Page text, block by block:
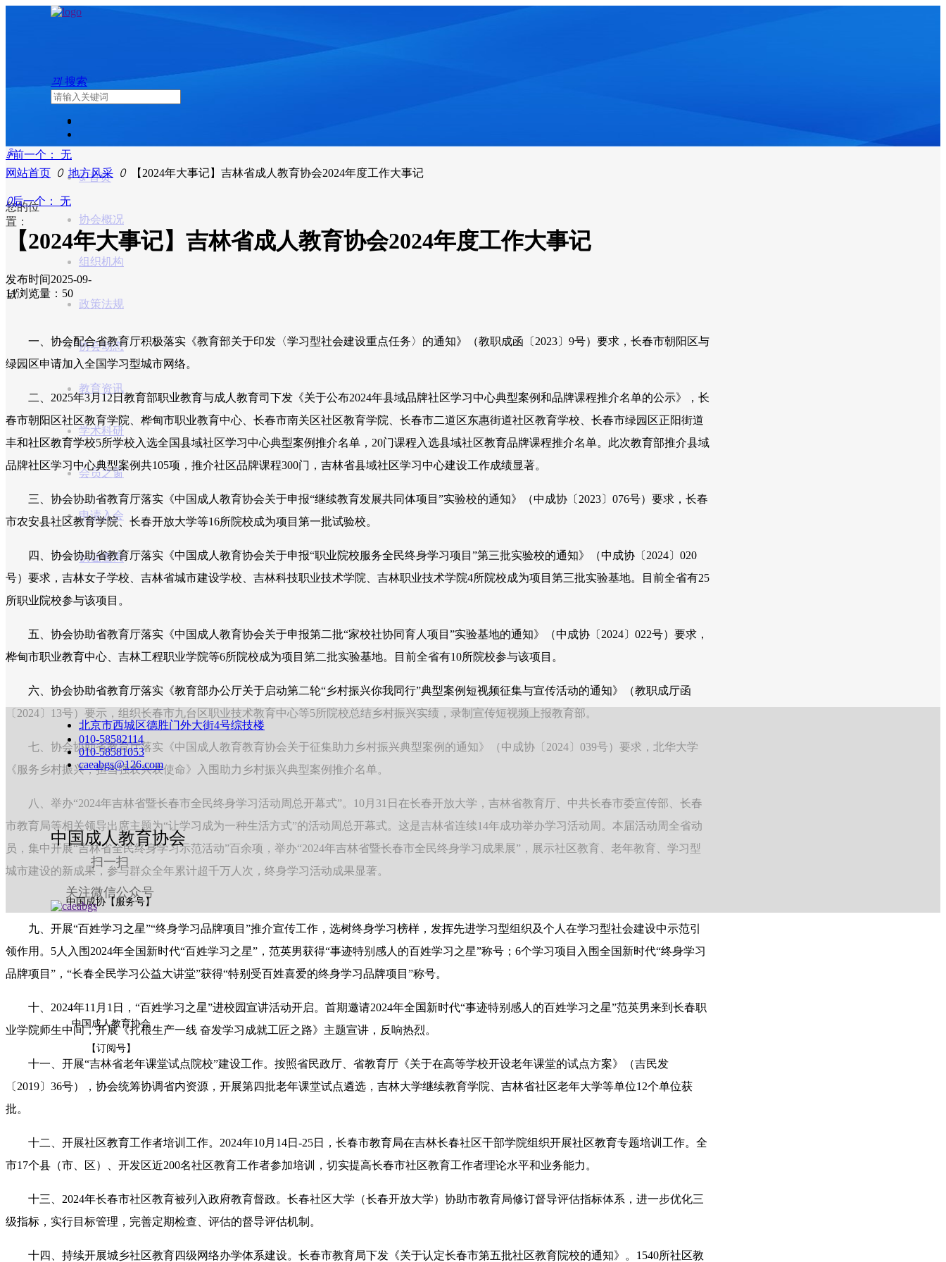
끠 搜索
ꀇ 首页
协会概况
组织机构
政策法规
协会动态
教育资讯
学术科研
会员之窗
申请入会
认证查询
ꄴ前一个：
无
网站首页 ꄲ 地方风采 ꄲ 【2024年大事记】吉林省成人教育协会2024年度工作大事记
您的位
置：
ꄲ后一个： 无
【2024年大事记】吉林省成人教育协会2024年度工作大事记
发布时间2025-09-
11
넶浏览量：50
一、协会配合省教育厅积极落实《教育部关于印发〈学习型社会建设重点任务〉的通知》（教职成函〔2023〕9号）要求，长春市朝阳区与
绿园区申请加入全国学习型城市网络。
二、2025年3月12日教育部职业教育与成人教育司下发《关于公布2024年县域品牌社区学习中心典型案例和品牌课程推介名单的公示》，长
春市朝阳区社区教育学院、桦甸市职业教育中心、长春市南关区社区教育学院、长春市二道区东惠街道社区教育学校、长春市绿园区正阳街道
丰和社区教育学校5所学校入选全国县域社区学习中心典型案例推介名单，20门课程入选县域社区教育品牌课程推介名单。此次教育部推介县域
品牌社区学习中心典型案例共105项，推介社区品牌课程300门，吉林省县域社区学习中心建设工作成绩显著。
三、协会协助省教育厅落实《中国成人教育协会关于申报“继续教育发展共同体项目”实验校的通知》（中成协〔2023〕076号）要求，长春
市农安县社区教育学院、长春开放大学等16所院校成为项目第一批试验校。
四、协会协助省教育厅落实《中国成人教育协会关于申报“职业院校服务全民终身学习项目”第三批实验校的通知》（中成协〔2024〕020
号）要求，吉林女子学校、吉林省城市建设学校、吉林科技职业技术学院、吉林职业技术学院4所院校成为项目第三批实验基地。目前全省有25
所职业院校参与该项目。
五、协会协助省教育厅落实《中国成人教育协会关于申报第二批“家校社协同育人项目”实验基地的通知》（中成协〔2024〕022号）要求，
桦甸市职业教育中心、吉林工程职业学院等6所院校成为项目第二批实验基地。目前全省有10所院校参与该项目。
六、协会协助省教育厅落实《教育部办公厅关于启动第二轮“乡村振兴你我同行”典型案例短视频征集与宣传活动的通知》（教职成厅函
〔2024〕13号）要示，组织长春市九台区职业技术教育中心等5所院校总结乡村振兴实绩，录制宣传短视频上报教育部。
七、协会协助省教育厅落实《中国成人教育教育协会关于征集助力乡村振兴典型案例的通知》（中成协〔2024〕039号）要求，北华大学
《服务乡村振兴，担当强农兴农使命》入围助力乡村振兴典型案例推介名单。
八、举办“2024年吉林省暨长春市全民终身学习活动周总开幕式”。10月31日在长春开放大学，吉林省教育厅、中共长春市委宣传部、长春
市教育局等相关领导出席主题为“让学习成为一种生活方式”的活动周总开幕式。这是吉林省连续14年成功举办学习活动周。本届活动周全省动
员，集中开展“吉林省全民终身学习示范活动”百余项，举办“2024年吉林省暨长春市全民终身学习成果展”，展示社区教育、老年教育、学习型
城市建设的新成果，参与群众全年累计超千万人次，终身学习活动成果显著。
九、开展“百姓学习之星”“终身学习品牌项目”推介宣传工作，选树终身学习榜样，发挥先进学习型组织及个人在学习型社会建设中示范引
领作用。5人入围2024年全国新时代“百姓学习之星”，范英男获得“事迹特别感人的百姓学习之星”称号；6个学习项目入围全国新时代“终身学习
品牌项目”，“长春全民学习公益大讲堂”获得“特别受百姓喜爱的终身学习品牌项目”称号。
十、2024年11月1日，“百姓学习之星”进校园宣讲活动开启。首期邀请2024年全国新时代“事迹特别感人的百姓学习之星”范英男来到长春职
业学院师生中间，开展《扎根生产一线 奋发学习成就工匠之路》主题宣讲，反响热烈。
十一、开展“吉林省老年课堂试点院校”建设工作。按照省民政厅、省教育厅《关于在高等学校开设老年课堂的试点方案》（吉民发
〔2019〕36号），协会统筹协调省内资源，开展第四批老年课堂试点遴选，吉林大学继续教育学院、吉林省社区老年大学等单位12个单位获
批。
十二、开展社区教育工作者培训工作。2024年10月14日-25日，长春市教育局在吉林长春社区干部学院组织开展社区教育专题培训工作。全
市17个县（市、区）、开发区近200名社区教育工作者参加培训，切实提高长春市社区教育工作者理论水平和业务能力。
十三、2024年长春市社区教育被列入政府教育督政。长春社区大学（长春开放大学）协助市教育局修订督导评估指标体系，进一步优化三
级指标，实行目标管理，完善定期检查、评估的督导评估机制。
十四、持续开展城乡社区教育四级网络办学体系建设。长春市教育局下发《关于认定长春市第五批社区教育院校的通知》。1540所社区教
北京市西城区德胜门外大街4号综技楼
010-58582114
010-58581053
caeabgs@126.com
中国成人教育协会
扫一扫
关注微信公众号
中国成协【服务号】
中国成人教育协会
【订阅号】